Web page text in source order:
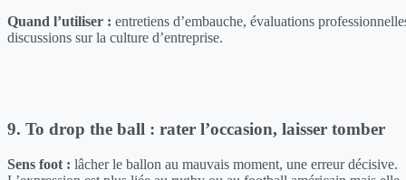
Quand l’utiliser : entretiens d’embauche, évaluations
discussions sur la culture d’entreprise.
9. To drop the ball : rater l’occasion, laisser tomber
Sens foot : lâcher le ballon au mauvais moment, une erreur décisive.